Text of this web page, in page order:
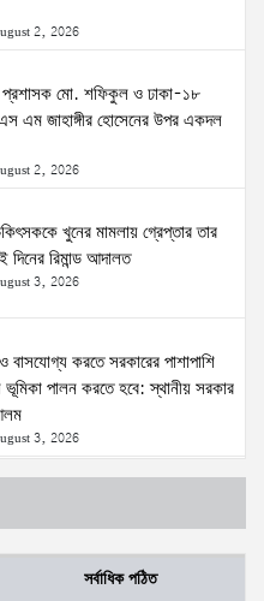
2, 2026
প্রশাসক মো. শফিকুল ও ঢাকা-১৮
এম জাহাঙ্গীর হোসেনের উপর একদল
2, 2026
খুনের মামলায় গ্রেপ্তার তার
দিনের রিমান্ড আদালত
3, 2026
বাসযোগ্য করতে সরকারের পাশাপাশি
ভূমিকা পালন করতে হবে: স্থানীয় সরকার
3, 2026
নাগরিকত্ব, কাস্টম ও
মন্ত্রীর সাক্ষাৎ
3, 2026
সর্বাধিক পঠিত